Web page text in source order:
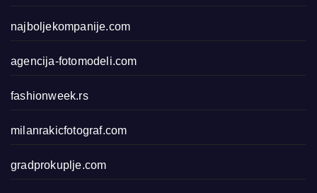
najboljekompanije.com
agencija-fotomodeli.com
fashionweek.rs
milanrakicfotograf.com
gradprokuplje.com